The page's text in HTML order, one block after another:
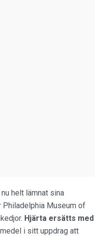
helt lämnat sina
Museum of
Hjärta ersätts med
i sitt uppdrag att